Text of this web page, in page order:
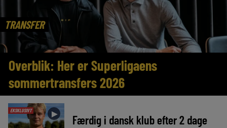
TRANSFER
Overblik: Her er Superligaens
sommertransfers 2026
EKSKLUSIVT ► Færdig i dansk klub efter 2 dage